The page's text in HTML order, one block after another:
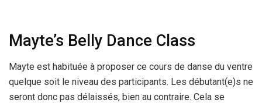
Mayte’s Belly Dance Class
Mayte est habituée à proposer ce cours de danse du ventre
quelque soit le niveau des participants. Les débutant(e)s ne
seront donc pas délaissés, bien au contraire. Cela se